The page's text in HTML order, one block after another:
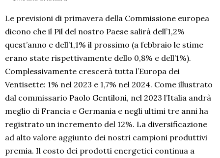
Le previsioni di primavera della Commissione europea
dicono che il Pil del nostro Paese salirà dell’1,2%
quest’anno e dell’1,1% il prossimo (a febbraio le stime
erano state rispettivamente dello 0,8% e dell’1%).
Complessivamente crescerà tutta l’Europa dei
Ventisette: 1% nel 2023 e 1,7% nel 2024. Come illustrato
dal commissario Paolo Gentiloni, nel 2023 l’Italia andrà
meglio di Francia e Germania e negli ultimi tre anni ha
registrato un incremento del 12%. La diversificazione
ad alto valore aggiunto dei nostri campioni produttivi
premia. Il costo dei prodotti energetici continua a